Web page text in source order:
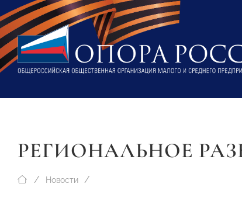
РЕГИОНАЛЬНОЕ
Новости